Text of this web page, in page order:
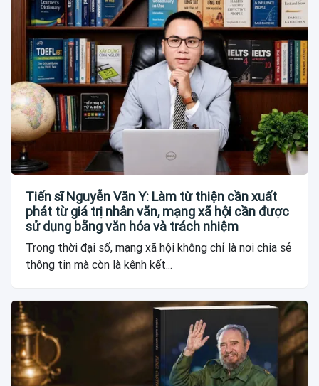
Tiến sĩ Nguyễn Văn Y: Làm từ thiện cần xuất
phát từ giá trị nhân văn, mạng xã hội cần được
sử dụng bằng văn hóa và trách nhiệm
Trong thời đại số, mạng xã hội không chỉ là nơi chia sẻ
thông tin mà còn là kênh kết...